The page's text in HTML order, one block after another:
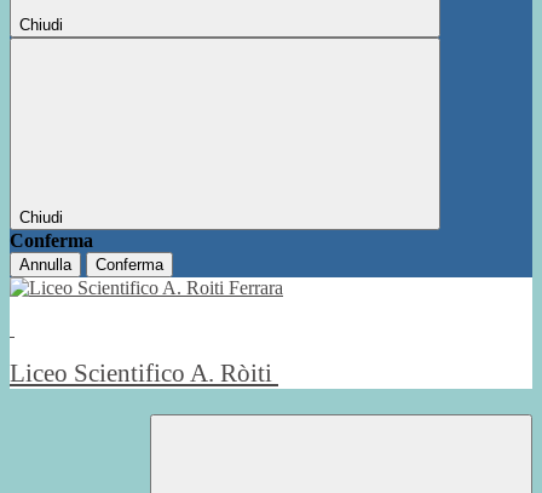
Chiudi
Chiudi
Conferma
Annulla Conferma
Liceo Scientifico A. Ròiti